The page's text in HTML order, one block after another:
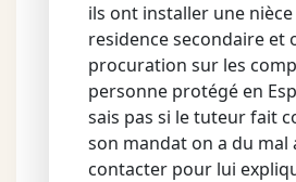
ils ont installer une nièce
residence secondaire et
procuration sur les
personne protégé en
sais pas si le tuteur fait
son mandat on a du mal
contacter pour lui